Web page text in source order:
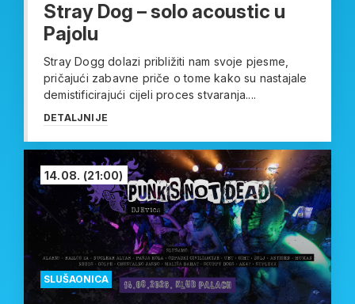
Stray Dog – solo acoustic u
Pajolu
Stray Dogg dolazi približiti nam svoje pjesme,
pričajući zabavne priče o tome kako su nastajale
demistificirajući cijeli proces stvaranja....
DETALJNIJE
SLUŠAONICA
14.08. (21:00)